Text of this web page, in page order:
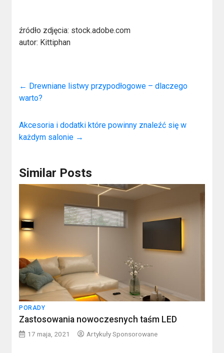
źródło zdjęcia: stock.adobe.com
autor: Kittiphan
← Drewniane listwy przypodłogowe – dlaczego
warto?
Akcesoria i dodatki które powinny znaleźć się w
każdym salonie →
Similar Posts
PORADY
Zastosowania nowoczesnych taśm LED
17 maja, 2021 Artykuły Sponsorowane